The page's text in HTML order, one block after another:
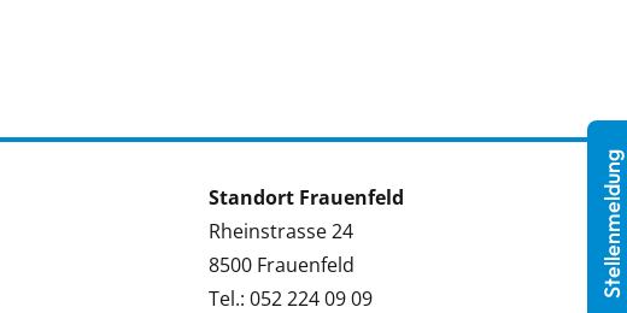
Standort Frauenfeld
Rheinstrasse 24
8500 Frauenfeld
Tel.: 052 224 09 09
Stellenmeldung